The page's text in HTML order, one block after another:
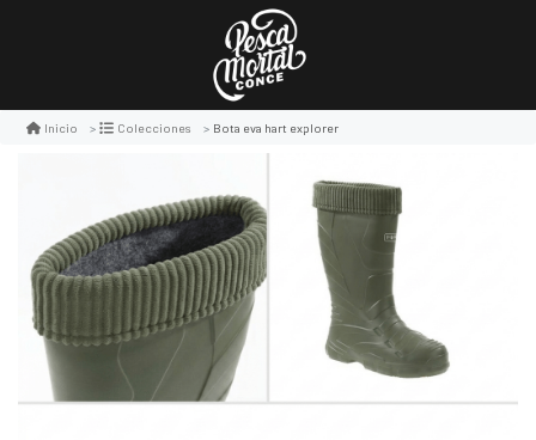
Inicio Colecciones Bota eva hart explorer